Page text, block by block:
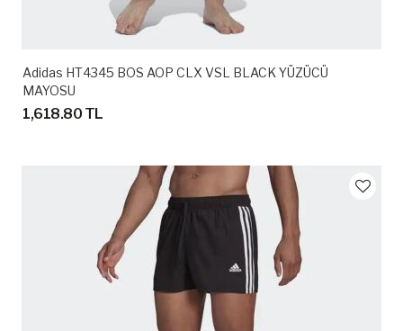
Adidas HT4345 BOS AOP CLX VSL BLACK YÜZÜCÜ
MAYOSU
1,618.80 TL